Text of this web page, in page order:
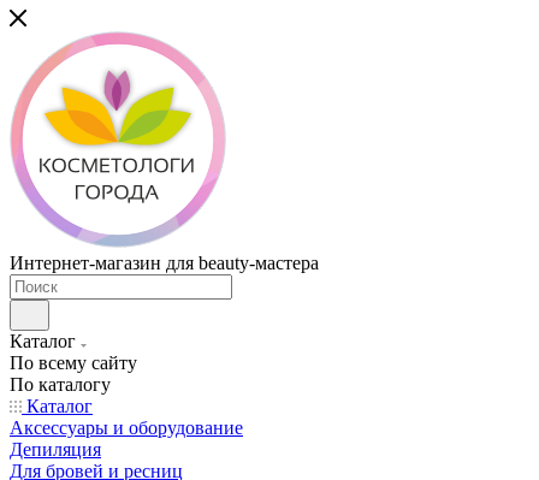
Интернет-магазин для beauty-мастера
Каталог
По всему сайту
По каталогу
Каталог
Аксессуары и оборудование
Депиляция
Для бровей и ресниц